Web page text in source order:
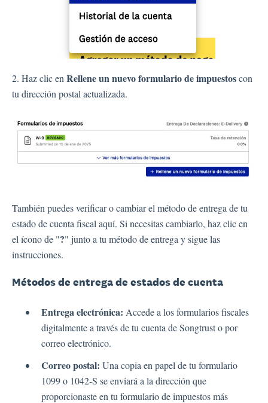
2. Haz clic enRellene un nuevo formulario de impuestoscon
tu dirección postal actualizada.
También puedes verificar o cambiar el método de entrega de tu
estado de cuenta fiscal aquí. Si necesitas cambiarlo, haz clic en
el ícono de "?" junto a tu método de entrega y sigue las
instrucciones.
Métodos de entrega de estados de cuenta
Entrega electrónica: Accede a los formularios fiscales
digitalmente a través de tu cuenta de Songtrust o por
correo electrónico.
Correo postal: Una copia en papel de tu formulario
1099 o 1042-S se enviará a la dirección que
proporcionaste en tu formulario de impuestos más